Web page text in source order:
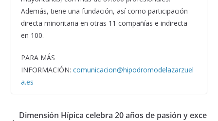
Además, tiene una fundación, así como participación
directa minoritaria en otras 11 compañías e indirecta
en 100.
PARA MÁS
INFORMACIÓN: comunicacion@hipodromodelazarzuel
a.es
Dimensión Hípica celebra 20 años de pasión y exce